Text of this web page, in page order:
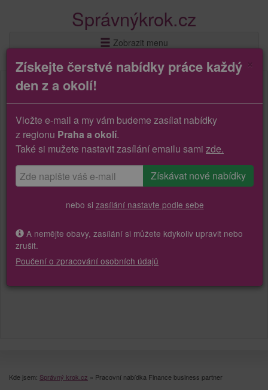
Správnýkrok.cz
Zobrazit menu
Kde jsem: Správný krok.cz » Pracovní nabídka Finance business partner
Získejte čerstvé nabídky práce každý
den z a okolí!
Vložte e-mail a my vám budeme zasílat nabídky
z regionu Praha a okolí.
Také si mužete nastavit zasílání emailu sami zde.
nebo si zasílání nastavte podle sebe
A nemějte obavy, zasílání si můžete kdykoliv upravit nebo
zrušit.
Poučení o zpracování osobních údajů